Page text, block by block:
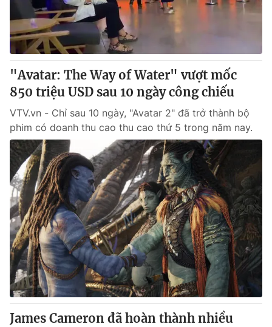
"Avatar: The Way of Water" vượt mốc
850 triệu USD sau 10 ngày công chiếu
VTV.vn - Chỉ sau 10 ngày, "Avatar 2" đã trở thành bộ
phim có doanh thu cao thu cao thứ 5 trong năm nay.
James Cameron đã hoàn thành nhiều